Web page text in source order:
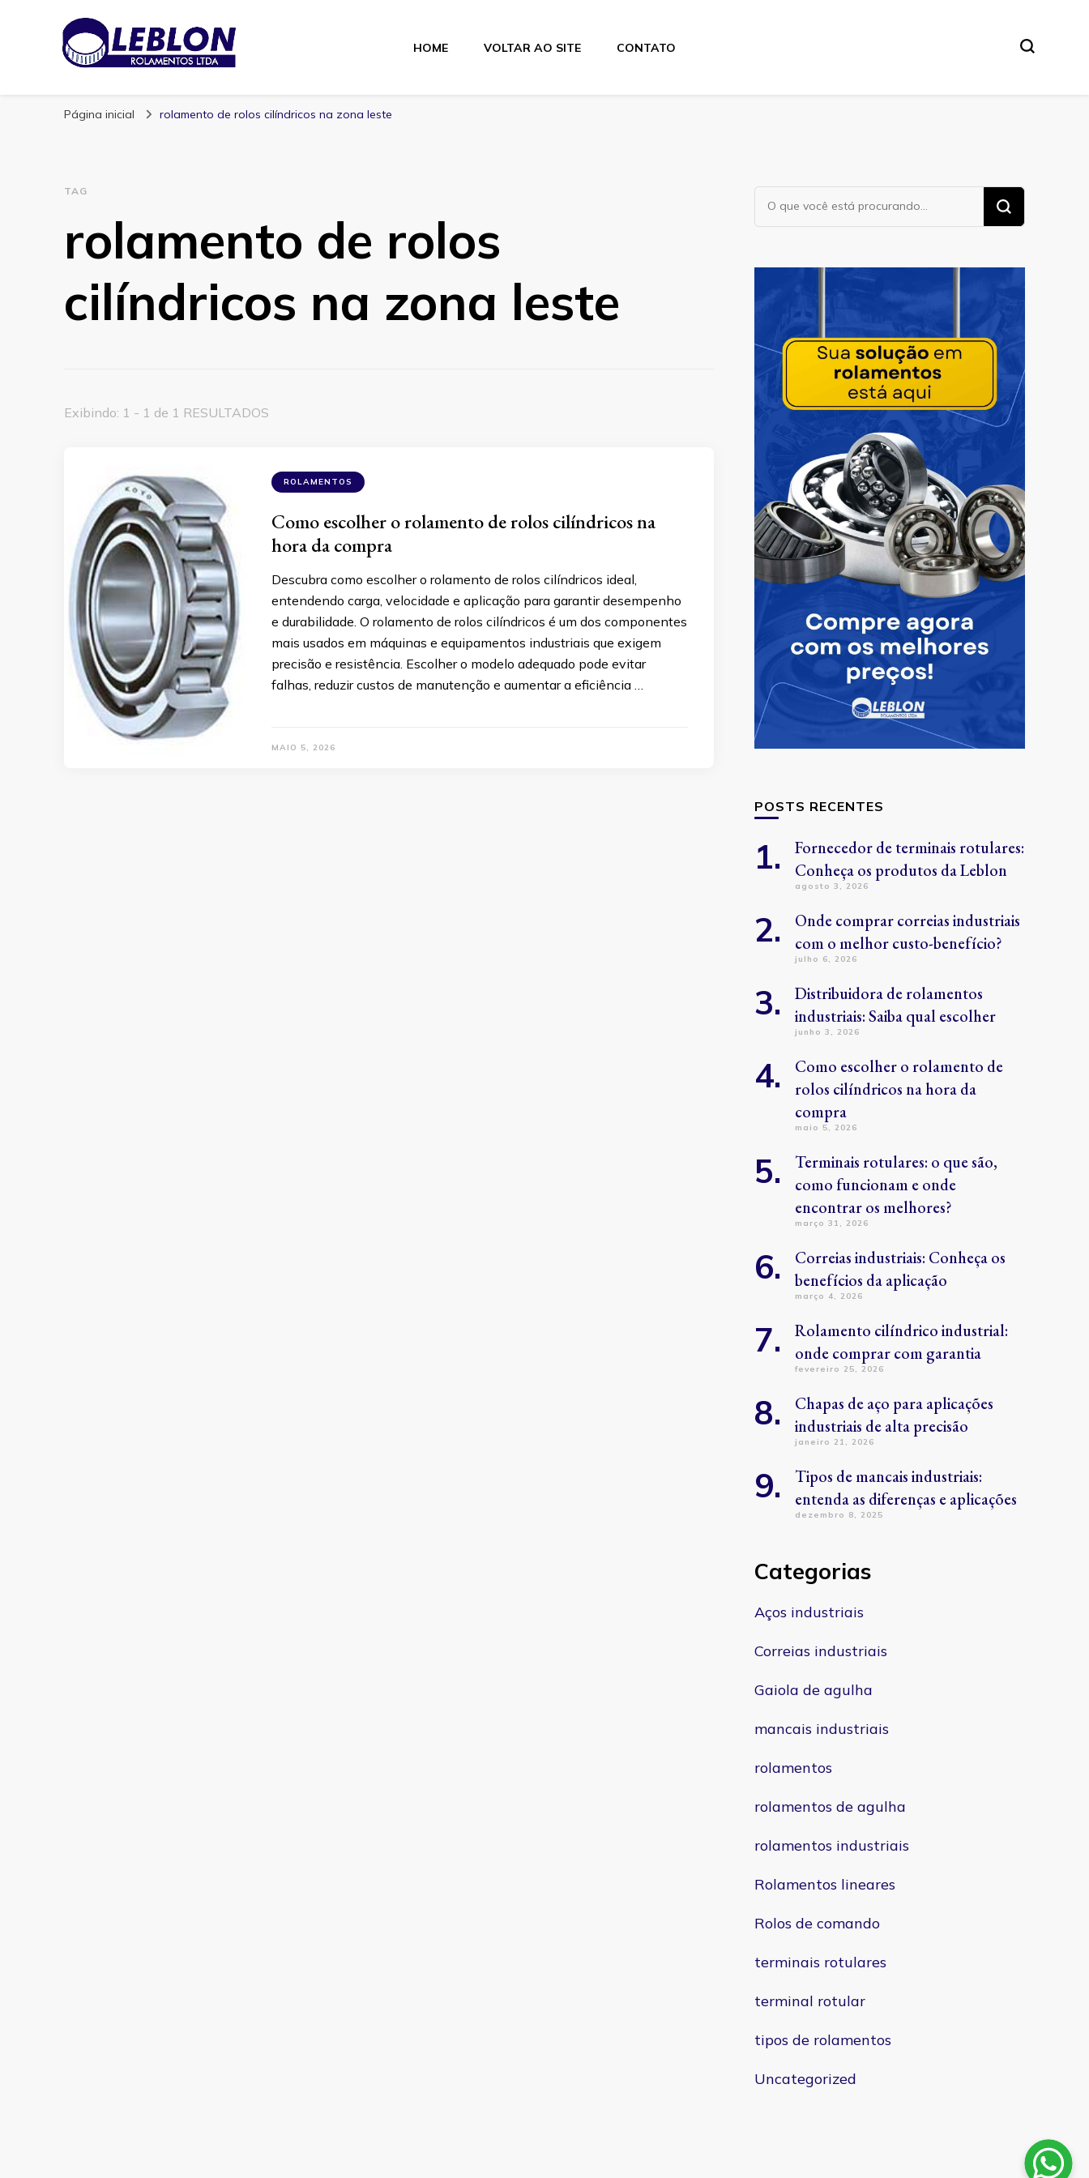
Blog | Leblon Rolamentos
HOME VOLTAR AO SITE CONTATO
Página inicial rolamento de rolos cilíndricos na zona leste
TAG
rolamento de rolos
cilíndricos na zona leste
Exibindo: 1 - 1 de 1 RESULTADOS
ROLAMENTOS
Como escolher o rolamento de rolos cilíndricos na
hora da compra
Descubra como escolher o rolamento de rolos cilíndricos ideal,
entendendo carga, velocidade e aplicação para garantir desempenho
e durabilidade. O rolamento de rolos cilíndricos é um dos componentes
mais usados em máquinas e equipamentos industriais que exigem
precisão e resistência. Escolher o modelo adequado pode evitar
falhas, reduzir custos de manutenção e aumentar a eficiência …
MAIO 5, 2026
Procurando
algo?
POSTS RECENTES
Fornecedor de terminais rotulares:
Conheça os produtos da Leblon
agosto 3, 2026
Onde comprar correias industriais
com o melhor custo-benefício?
julho 6, 2026
Distribuidora de rolamentos
industriais: Saiba qual escolher
junho 3, 2026
Como escolher o rolamento de
rolos cilíndricos na hora da
compra
maio 5, 2026
Terminais rotulares: o que são,
como funcionam e onde
encontrar os melhores?
março 31, 2026
Correias industriais: Conheça os
benefícios da aplicação
março 4, 2026
Rolamento cilíndrico industrial:
onde comprar com garantia
fevereiro 25, 2026
Chapas de aço para aplicações
industriais de alta precisão
janeiro 21, 2026
Tipos de mancais industriais:
entenda as diferenças e aplicações
dezembro 8, 2025
Categorias
Aços industriais
Correias industriais
Gaiola de agulha
mancais industriais
rolamentos
rolamentos de agulha
rolamentos industriais
Rolamentos lineares
Rolos de comando
terminais rotulares
terminal rotular
tipos de rolamentos
Uncategorized